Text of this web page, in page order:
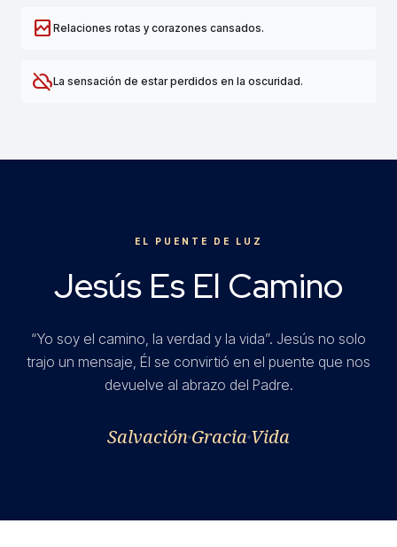
broken_image Relaciones rotas y corazones cansados.
cloud_offLa sensación de estar perdidos en la oscuridad.
EL PUENTE DE LUZ
Jesús Es El Camino
“Yo soy el camino, la verdad y la vida”. Jesús no solo
trajo un mensaje, Él se convirtió en el puente que nos
devuelve al abrazo del Padre.
SalvaciónGraciaVida